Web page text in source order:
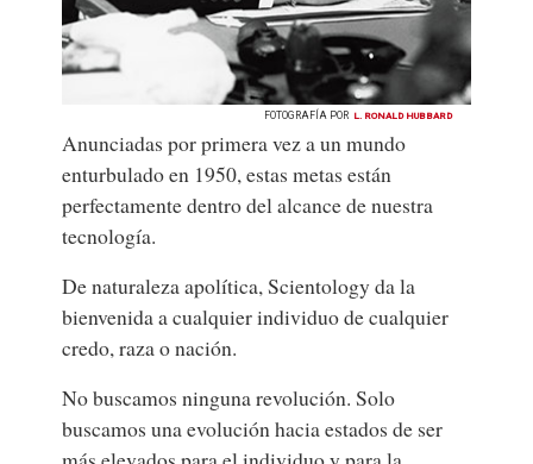
FOTOGRAFÍA POR L. RONALD HUBBARD
Anunciadas por primera vez a un mundo
enturbulado en 1950, estas metas están
perfectamente dentro del alcance de nuestra
tecnología.
De naturaleza apolítica, Scientology da la
bienvenida a cualquier individuo de cualquier
credo, raza o nación.
No buscamos ninguna revolución. Solo
buscamos una evolución hacia estados de ser